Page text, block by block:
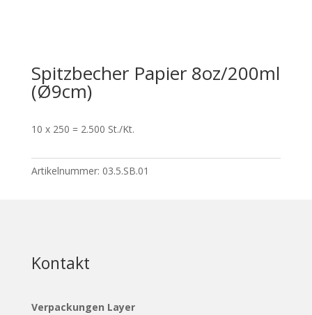
Spitzbecher Papier 8oz/200ml
(Ø9cm)
10 x 250 = 2.500 St./Kt.
Artikelnummer: 03.5.SB.01
Kontakt
Verpackungen Layer